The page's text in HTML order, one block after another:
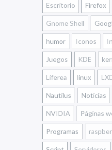
Escritorio Firefox
Gnome Shell
humor Iconos
Juegos KDE
Liferea linux
Nautilus Noticias
NVIDIA Páginas
Programas